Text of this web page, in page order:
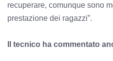
recuperare, comunque sono
prestazione dei ragazzi”.
Il tecnico ha commentato